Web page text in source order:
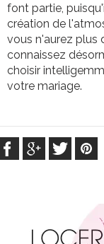
font partie,
création de
vous n'aurez plus
connaissez
choisir
votre mariage.